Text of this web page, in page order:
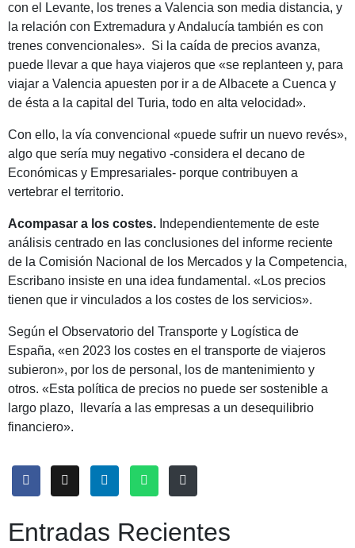
con el Levante, los trenes a Valencia son media distancia, y
la relación con Extremadura y Andalucía también es con
trenes convencionales». Si la caída de precios avanza,
puede llevar a que haya viajeros que «se replanteen y, para
viajar a Valencia apuesten por ir a de Albacete a Cuenca y
de ésta a la capital del Turia, todo en alta velocidad».
Con ello, la vía convencional «puede sufrir un nuevo revés»,
algo que sería muy negativo -considera el decano de
Económicas y Empresariales- porque contribuyen a
vertebrar el territorio.
Acompasar a los costes. Independientemente de este
análisis centrado en las conclusiones del informe reciente
de la Comisión Nacional de los Mercados y la Competencia,
Escribano insiste en una idea fundamental. «Los precios
tienen que ir vinculados a los costes de los servicios».
Según el Observatorio del Transporte y Logística de
España, «en 2023 los costes en el transporte de viajeros
subieron», por los de personal, los de mantenimiento y
otros. «Esta política de precios no puede ser sostenible a
largo plazo, llevaría a las empresas a un desequilibrio
financiero».
Entradas Recientes